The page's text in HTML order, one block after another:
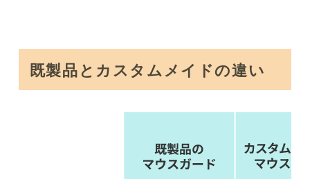
既製品とカスタムメイドの違い